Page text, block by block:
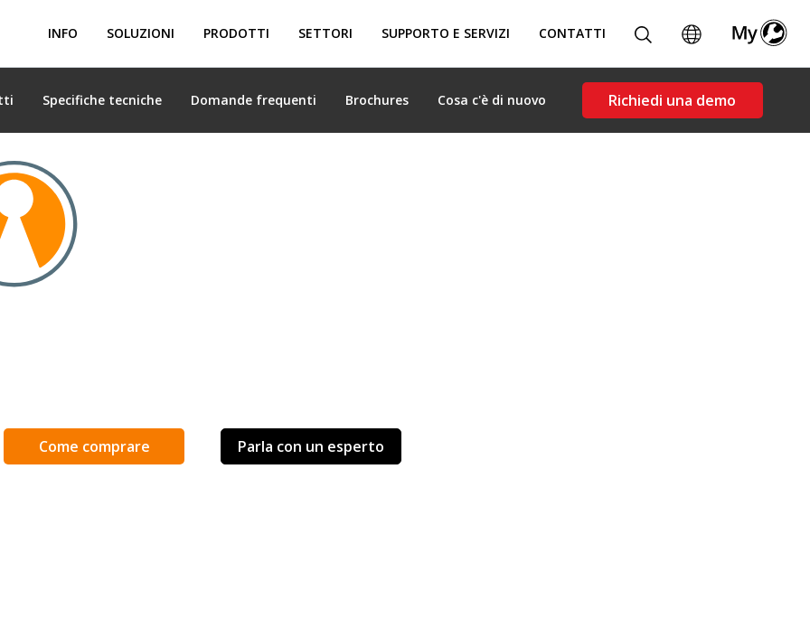
INFO SOLUZIONI PRODOTTI SETTORI SUPPORTO E SERVIZI CONTATTI
Specifiche tecniche Domande frequenti Brochures Cosa c'è di nuovo Richiedi una demo
Come comprare Parla con un esperto